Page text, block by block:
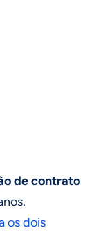
de contrato
os dois